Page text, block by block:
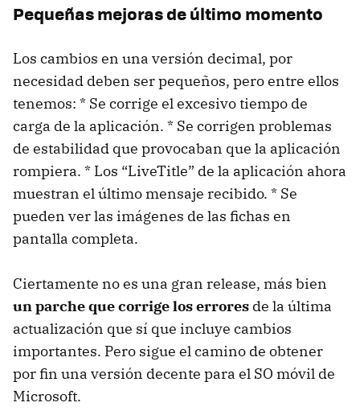
Pequeñas mejoras de último momento
Los cambios en una versión decimal, por
necesidad deben ser pequeños, pero entre ellos
tenemos: * Se corrige el excesivo tiempo de
carga de la aplicación. * Se corrigen problemas
de estabilidad que provocaban que la aplicación
rompiera. * Los “LiveTitle” de la aplicación ahora
muestran el último mensaje recibido. * Se
pueden ver las imágenes de las fichas en
pantalla completa.
Ciertamente no es una gran release, más bien
un parche que corrige los errores de la última
actualización que sí que incluye cambios
importantes. Pero sigue el camino de obtener
por fin una versión decente para el SO móvil de
Microsoft.